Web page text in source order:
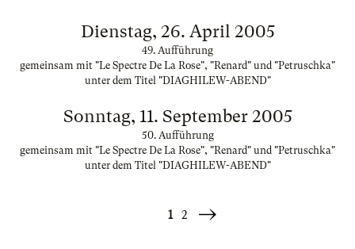
Dienstag, 26. April 2005
49. Aufführung
gemeinsam mit "Le Spectre De La Rose", "Renard" und "Petruschka"
unter dem Titel "DIAGHILEW-ABEND"
Sonntag, 11. September 2005
50. Aufführung
gemeinsam mit "Le Spectre De La Rose", "Renard" und "Petruschka"
unter dem Titel "DIAGHILEW-ABEND"
1 2
Weiter